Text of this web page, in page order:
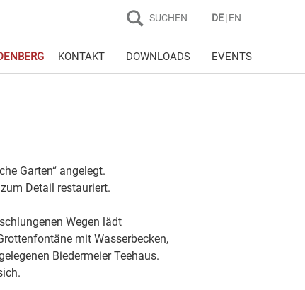
SUCHEN DE EN
KONTAKT DOWNLOADS EVENTS
Garten“ angelegt.
Detail restauriert.
Wegen lädt
mit Wasserbecken,
Biedermeier Teehaus.